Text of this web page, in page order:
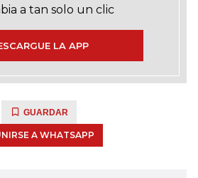
a tan solo un clic
LA APP
GUARDAR
A WHATSAPP